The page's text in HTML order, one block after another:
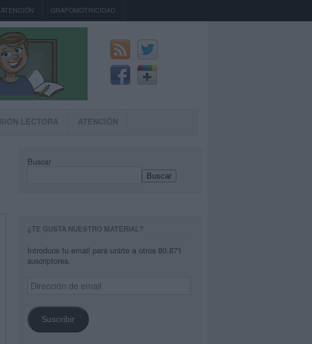
ATENCIÓN GRAFOMOTRICIDAD
LECTORA ATENCIÓN
Buscar
Buscar
¿TE GUSTA NUESTRO MATERIAL?
Introduce tu email para unirte a otros 80.871
suscriptores.
Dirección
de
Suscribir